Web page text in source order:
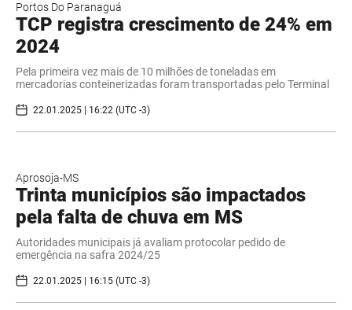
Portos Do Paranaguá
TCP registra crescimento de 24% em
2024
Pela primeira vez mais de 10 milhões de toneladas em
mercadorias conteinerizadas foram transportadas pelo Terminal
22.01.2025 | 16:22 (UTC -3)
Aprosoja-MS
Trinta municípios são impactados
pela falta de chuva em MS
Autoridades municipais já avaliam protocolar pedido de
emergência na safra 2024/25
22.01.2025 | 16:15 (UTC -3)